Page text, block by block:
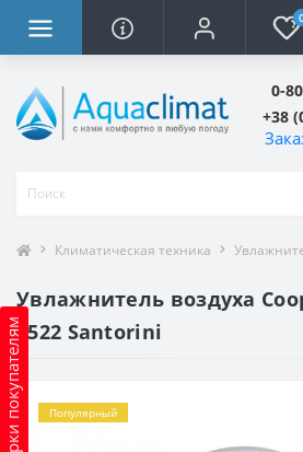
0-
+38
Подарки покупателям
Климатическая техника
Увлажнитель воздуха
2522 Santorini
Популярный